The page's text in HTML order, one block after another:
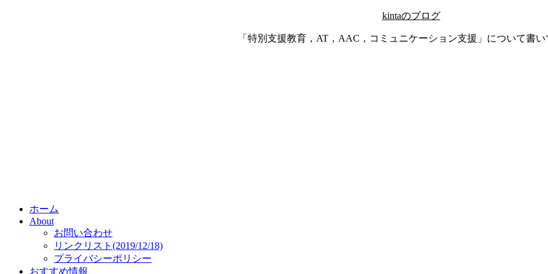
kintaのブログ
「特別支援教育，AT，AAC，コミュニケーション支援」について書
ホーム
About
お問い合わせ
リンクリスト(2019/12/18)
プライバシーポリシー
おすすめ情報